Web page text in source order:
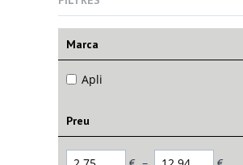
Marca
Apli
Preu